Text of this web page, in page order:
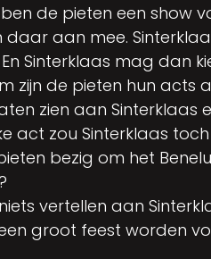
de pieten een show
daar aan mee.
Sinterklaas mag dan
zijn de pieten hun acts
zien aan Sinterklaas
act zou Sinterklaas
bezig om het
vertellen aan
groot feest worden